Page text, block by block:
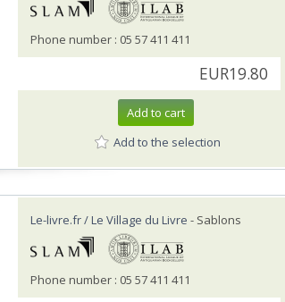
Phone number : 05 57 411 411
EUR19.80
Add to cart
Add to the selection
Le-livre.fr / Le Village du Livre - Sablons
Phone number : 05 57 411 411